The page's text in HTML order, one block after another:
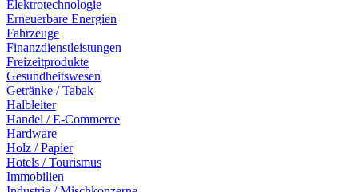
Elektrotechnologie
Erneuerbare Energien
Fahrzeuge
Finanzdienstleistungen
Freizeitprodukte
Gesundheitswesen
Getränke / Tabak
Halbleiter
Handel / E-Commerce
Hardware
Holz / Papier
Hotels / Tourismus
Immobilien